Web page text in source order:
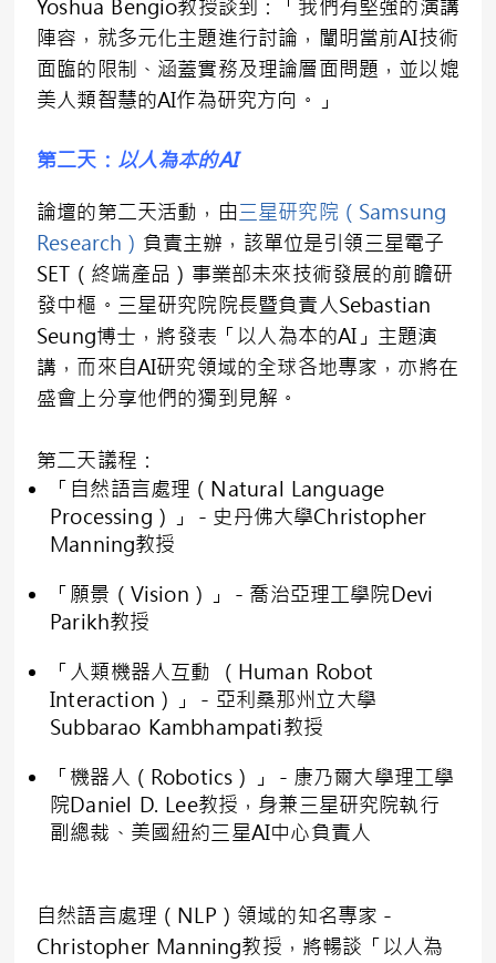
Yoshua Bengio教授談到：「我們有堅強的演講
陣容，就多元化主題進行討論，闡明當前AI技術
面臨的限制、涵蓋實務及理論層面問題，並以媲
美人類智慧的AI作為研究方向。」
第二天： 以人為本的AI
論壇的第二天活動，由三星研究院（Samsung
Research） 負責主辦，該單位是引領三星電子
SET（終端產品）事業部未來技術發展的前瞻研
發中樞。三星研究院院長暨負責人Sebastian
Seung博士，將發表「以人為本的AI」主題演
講，而來自AI研究領域的全球各地專家，亦將在
盛會上分享他們的獨到見解。
第二天議程：
「自然語言處理（Natural Language
Processing）」－史丹佛大學Christopher
Manning教授
「願景（Vision）」－喬治亞理工學院Devi
Parikh教授
「人類機器人互動 （Human Robot
Interaction）」－亞利桑那州立大學
Subbarao Kambhampati教授
「機器人（Robotics）」－康乃爾大學理工學
院Daniel D. Lee教授，身兼三星研究院執行
副總裁、美國紐約三星AI中心負責人
自然語言處理（NLP）領域的知名專家－
Christopher Manning教授，將暢談「以人為